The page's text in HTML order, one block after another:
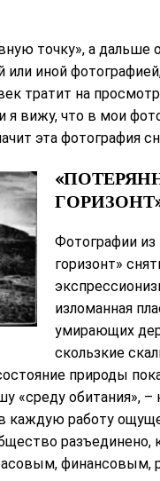
точку», а дальше
иной
тратит на
я вижу, что в мои
эта фотография
Фотографии
горизонт»
изломанная
умирающих
скользкие
природы
«среду обитания», –
каждую работу
разъединено,
финансовым,